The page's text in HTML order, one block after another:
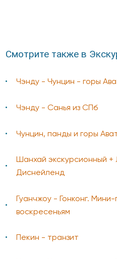
Смотрите также в
Чэнду - Чунцин - горы
Чэнду - Санья из СПб
Чунцин, панды и горы
Шанхай экскурсионный +
Диснейленд
Гуанчжоу - Гонконг.
воскресеньям
Пекин - транзит